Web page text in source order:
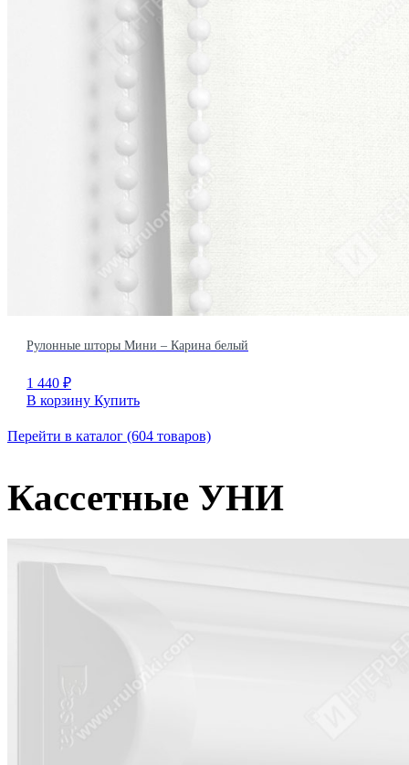
Рулонные шторы Мини – Карина белый
1 440 ₽
В корзину Купить
Перейти в каталог (604 товаров)
Кассетные УНИ